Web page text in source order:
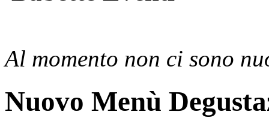
Al momento non ci sono
Nuovo Menù